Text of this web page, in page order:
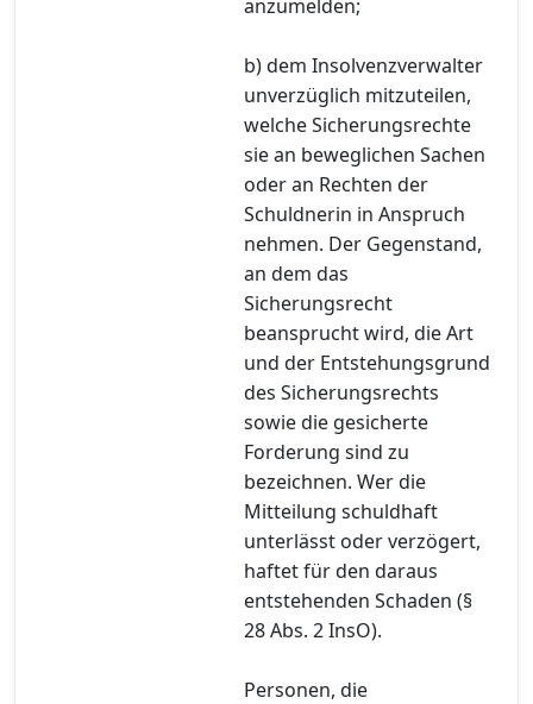
anzumelden;
b) dem Insolvenzverwalter
unverzüglich mitzuteilen,
welche Sicherungsrechte
sie an beweglichen Sachen
oder an Rechten der
Schuldnerin in Anspruch
nehmen. Der Gegenstand,
an dem das
Sicherungsrecht
beansprucht wird, die Art
und der Entstehungsgrund
des Sicherungsrechts
sowie die gesicherte
Forderung sind zu
bezeichnen. Wer die
Mitteilung schuldhaft
unterlässt oder verzögert,
haftet für den daraus
entstehenden Schaden (§
28 Abs. 2 InsO).
Personen, die